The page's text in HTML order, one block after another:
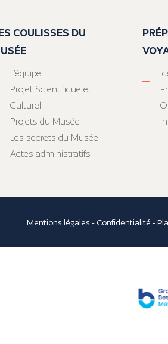
COULISSES DU
L’équipe
Projet Scientifique et
Culturel
Projets du Musée
Les secrets du Musée
Actes administratifs
Mentions légales - Confidentialité -